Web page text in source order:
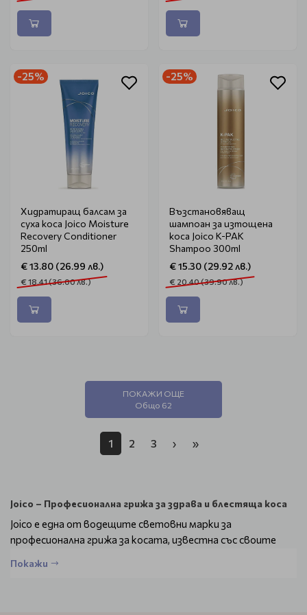
-25%
Хидратиращ балсам за
суха коса Joico Moisture
Recovery Conditioner
250ml
€ 13.80 (26.99 лв.)
€ 18.41 (36.00 лв.)
-25%
Възстановяващ
шампоан за изтощена
коса Joico K-PAK
Shampoo 300ml
€ 15.30 (29.92 лв.)
€ 20.40 (39.90 лв.)
ПОКАЖИ ОЩЕ
Общо 62
1 2 3 › »
Joico – Професионална грижа за здрава и блестяща коса
Joico е една от водещите световни марки за
професионална грижа за косата, известна със своите
възстановяване на увредена коса. Основана в САЩ,
Покажи